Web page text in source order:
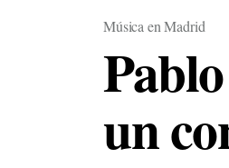
Música en Madrid
un